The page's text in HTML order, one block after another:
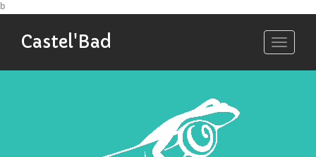
b
Toggle
Castel'Bad